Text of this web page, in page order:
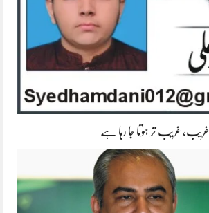
غریب، غریب تر ہوتا جا رہا ہے